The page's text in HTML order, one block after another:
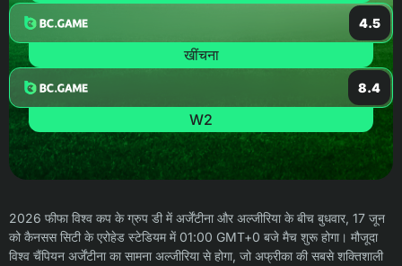
4.5
खींचना
8.4
W2
2026 फीफा विश्व कप के ग्रुप डी में अर्जेंटीना और अल्जीरिया के बीच बुधवार, 17 जून
को कैनसस सिटी के एरोहेड स्टेडियम में 01:00 GMT+0 बजे मैच शुरू होगा। मौजूदा
विश्व चैंपियन अर्जेंटीना का सामना अल्जीरिया से होगा, जो अफ्रीका की सबसे शक्तिशाली